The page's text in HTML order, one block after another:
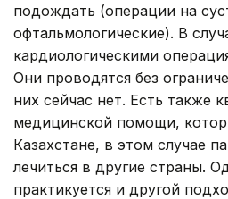
подождать (операции на
офтальмологические). В
кардиологическими
Они проводятся без
них сейчас нет. Есть также
медицинской помощи,
Казахстане, в этом случае
лечиться в другие страны.
практикуется и другой